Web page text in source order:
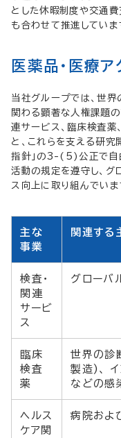
とした休暇制度や交通
も合わせて推進していま
医薬品・医療
当社グループでは、世界
関わる顕著な人権課題の
連サービス、臨床検査
と、これらを支える研究
指針」の3-(5)公正で自
活動の規定を遵守し、グ
ス向上に取り組んでいま
主な
事業
関連する
検査・
関連
サービ
ス
グローバ
臨床
検査
薬
世界の診
製造)、
などの感
ヘルス
ケア関
病院およ